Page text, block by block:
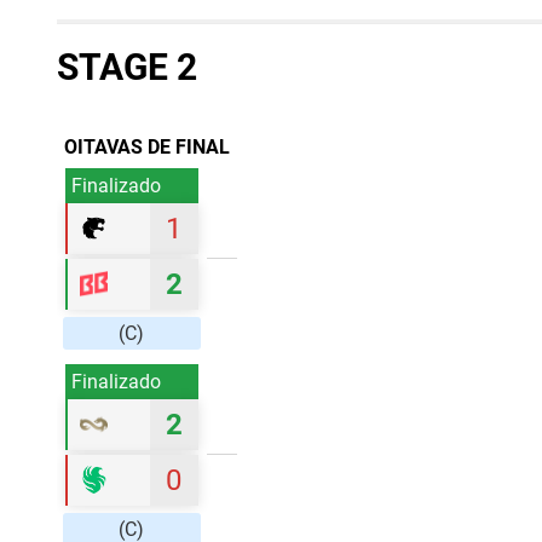
STAGE 2
OITAVAS DE FINAL
Finalizado
1
2
(C)
Finalizado
2
0
(C)